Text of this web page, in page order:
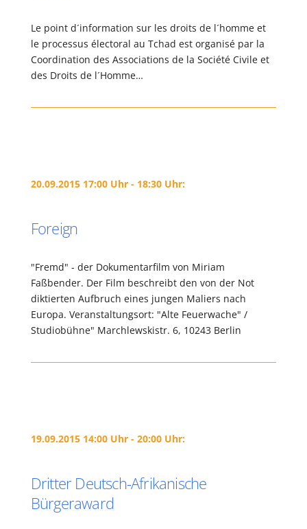
Le point d´information sur les droits de l´homme et
le processus électoral au Tchad est organisé par la
Coordination des Associations de la Société Civile et
des Droits de l´Homme…
20.09.2015 17:00 Uhr - 18:30 Uhr:
Foreign
"Fremd" - der Dokumentarfilm von Miriam
Faßbender. Der Film beschreibt den von der Not
diktierten Aufbruch eines jungen Maliers nach
Europa. Veranstaltungsort: "Alte Feuerwache" /
Studiobühne" Marchlewskistr. 6, 10243 Berlin
19.09.2015 14:00 Uhr - 20:00 Uhr:
Dritter Deutsch-Afrikanische
Bürgeraward